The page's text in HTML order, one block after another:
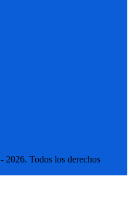
Todos los derechos